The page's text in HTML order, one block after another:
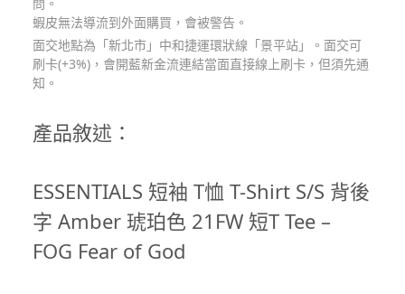
蝦皮無法導流到外面購買，會被警告。
面交地點為「新北市」中和捷運環狀線「景平站」。面交可
刷卡(+3%)，會開藍新金流連結當面直接線上刷卡，但須先通
知。
產品敘述：
ESSENTIALS 短袖 T恤 T-Shirt S/S 背後
字 Amber 琥珀色 21FW 短T Tee –
FOG Fear of God